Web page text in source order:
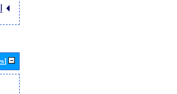
[Newsflashes]